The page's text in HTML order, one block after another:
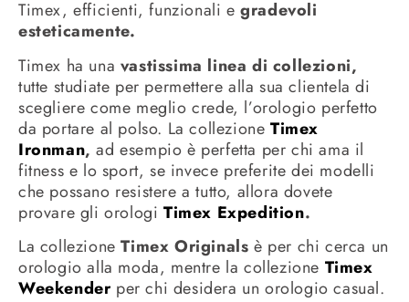
Timex, efficienti, funzionali egradevoli
esteticamente.
Timex ha una vastissima linea di collezioni,
tutte studiate per permettere alla sua clientela di
scegliere come meglio crede, l’orologio perfetto
da portare al polso. La collezione Timex
Ironman, ad esempio è perfetta per chi ama il
fitness e lo sport, se invece preferite dei modelli
che possano resistere a tutto, allora dovete
provare gli orologi Timex Expedition.
La collezioneTimex Originals è per chi cerca un
orologio alla moda, mentre la collezione Timex
Weekenderper chi desidera un orologio casual.